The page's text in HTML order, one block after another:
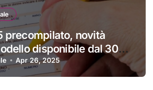
precompilato, novità
disponibile dal 30
Apr 26, 2025